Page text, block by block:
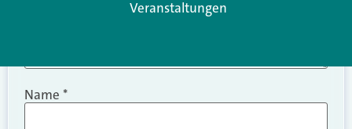
Name *
Veranstaltungen